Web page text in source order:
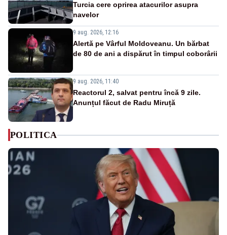
Turcia cere oprirea atacurilor asupra
navelor
9 aug. 2026, 12:16
Alertă pe Vârful Moldoveanu. Un bărbat
de 80 de ani a dispărut în timpul coborârii
9 aug. 2026, 11:40
Reactorul 2, salvat pentru încă 9 zile.
Anunțul făcut de Radu Miruță
POLITICA